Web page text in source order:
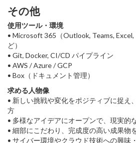
その他
使用ツール・環境
• Microsoft 365（Outlook, Teams,
ど）
• Git, Docker, CI/CD パイプライン
• AWS / Azure / GCP
• Box（ドキュメント管理）
求める人物像
• 新しい挑戦や変化をポジティブに捉え
方
• 多様なアイデアにオープンで、現実的
• 細部にこだわり、完成度の高い成果物
• サイバー環境やクラウド技術への興味